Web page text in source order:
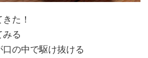
た！
みる
の中で駆け抜ける